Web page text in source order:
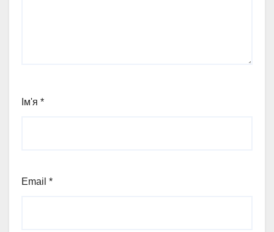
Ім'я *
Email *